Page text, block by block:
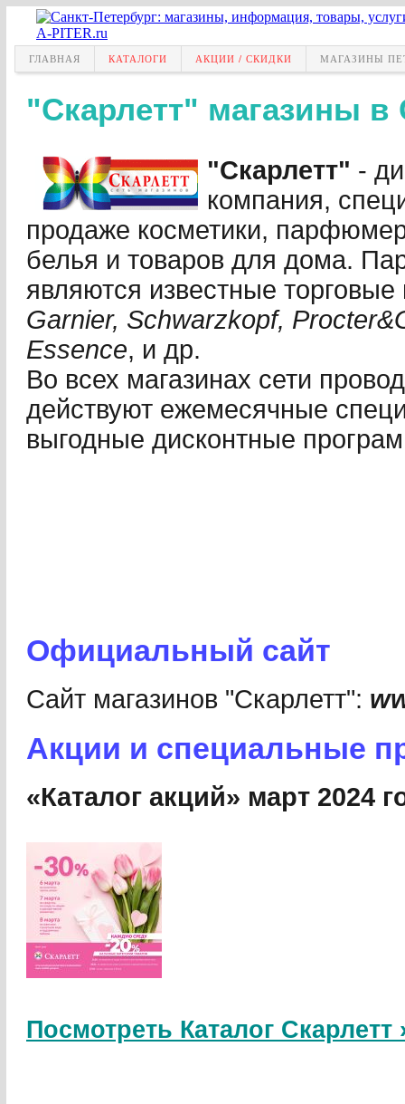
ГЛАВНАЯ КАТАЛОГИ АКЦИИ / СКИДКИ МАГАЗИНЫ
"Скарлетт" магазины в
"Скарлетт" -
компания,
продаже косметики,
белья и товаров для дома.
являются известные
Garnier, Schwarzkopf,
Essence, и др.
Во всех магазинах сети
действуют ежемесячные
выгодные дисконтные
Официальный сайт
Сайт магазинов "Скарлетт":
Акции и специальные
«Каталог акций» март 2024
Посмотреть Каталог Скарлетт